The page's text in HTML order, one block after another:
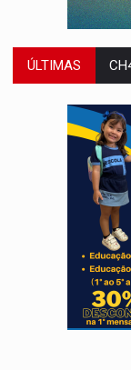
ÚLTIMAS